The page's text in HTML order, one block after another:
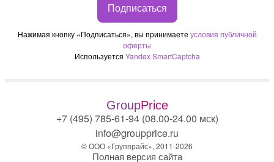
Подписаться
Нажимая кнопку «Подписаться», вы принимаете условия публичной
оферты
Используется Yandex SmartCaptcha
GroupPrice
+7 (495) 785-61-94 (08.00-24.00 мск)
info@groupprice.ru
© ООО «Группрайс», 2011-2026
Полная версия сайта